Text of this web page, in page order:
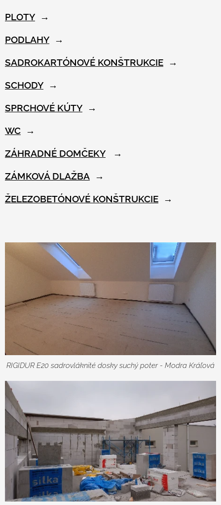
PLOTY →
PODLAHY →
SADROKARTÓNOVÉ KONŠTRUKCIE →
SCHODY →
SPRCHOVÉ KÚTY →
WC →
ZÁHRADNÉ DOMČEKY →
ZÁMKOVÁ DLAŽBA →
ŽELEZOBETÓNOVÉ KONŠTRUKCIE →
RIGIDUR E20 sadrovláknité dosky suchý poter - Modra Kráľová